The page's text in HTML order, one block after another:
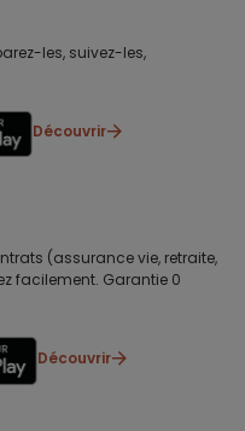
les, suivez-les,
Découvrir
(assurance vie, retraite,
facilement. Garantie 0
Découvrir